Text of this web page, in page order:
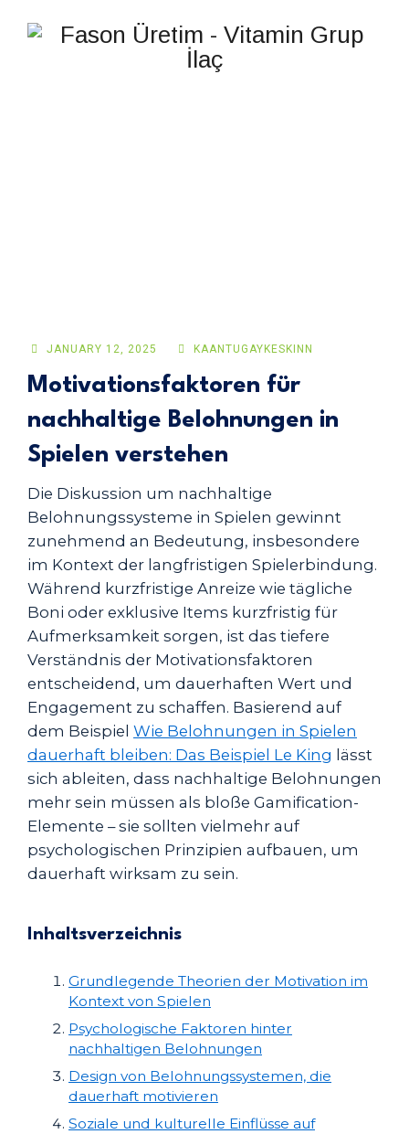
JANUARY 12, 2025 KAANTUGAYKESKINN
Motivationsfaktoren für
nachhaltige Belohnungen in
Spielen verstehen
Die Diskussion um nachhaltige
Belohnungssysteme in Spielen gewinnt
zunehmend an Bedeutung, insbesondere
im Kontext der langfristigen Spielerbindung.
Während kurzfristige Anreize wie tägliche
Boni oder exklusive Items kurzfristig für
Aufmerksamkeit sorgen, ist das tiefere
Verständnis der Motivationsfaktoren
entscheidend, um dauerhaften Wert und
Engagement zu schaffen. Basierend auf
dem Beispiel Wie Belohnungen in Spielen
dauerhaft bleiben: Das Beispiel Le King lässt
sich ableiten, dass nachhaltige Belohnungen
mehr sein müssen als bloße Gamification-
Elemente – sie sollten vielmehr auf
psychologischen Prinzipien aufbauen, um
dauerhaft wirksam zu sein.
Inhaltsverzeichnis
Grundlegende Theorien der Motivation im
Kontext von Spielen
Psychologische Faktoren hinter
nachhaltigen Belohnungen
Design von Belohnungssystemen, die
dauerhaft motivieren
Soziale und kulturelle Einflüsse auf